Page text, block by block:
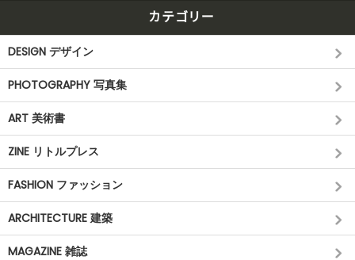
カテゴリー
DESIGN デザイン
PHOTOGRAPHY 写真集
ART 美術書
ZINE リトルプレス
FASHION ファッション
ARCHITECTURE 建築
MAGAZINE 雑誌